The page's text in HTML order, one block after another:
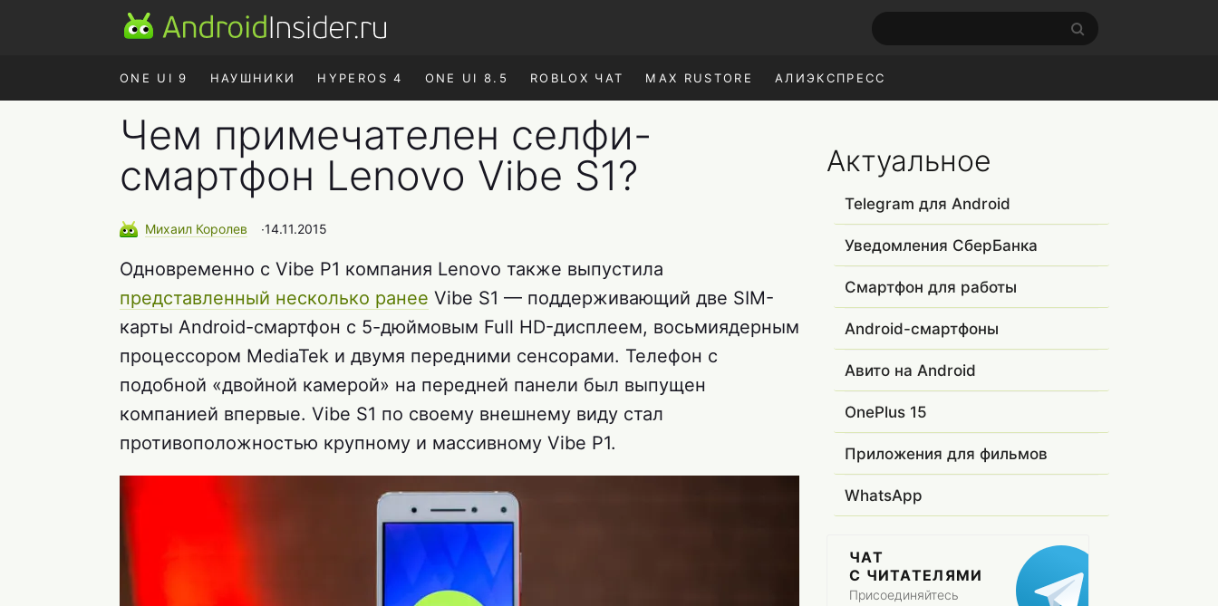
ONE UI 9 НАУШНИКИ HYPEROS 4 ONE UI 8.5 ROBLOX ЧАТ MAX RUSTORE АЛИЭКСПРЕСС
Чем примечателен селфи-
смартфон Lenovo Vibe S1?
Михаил Королев ∙14.11.2015
Одновременно с Vibe P1 компания Lenovo также выпустила
представленный несколько ранее Vibe S1 — поддерживающий две SIM-
карты Android-смартфон с 5-дюймовым Full HD-дисплеем, восьмиядерным
процессором MediaTek и двумя передними сенсорами. Телефон с
подобной «двойной камерой» на передней панели был выпущен
компанией впервые. Vibe S1 по своему внешнему виду стал
противоположностью крупному и массивному Vibe P1.
Актуальное
Telegram для Android
Уведомления СберБанка
Смартфон для работы
Android-смартфоны
Авито на Android
OnePlus 15
Приложения для фильмов
WhatsApp
ЧАТ
С ЧИТАТЕЛЯМИ
Присоединяйтесь